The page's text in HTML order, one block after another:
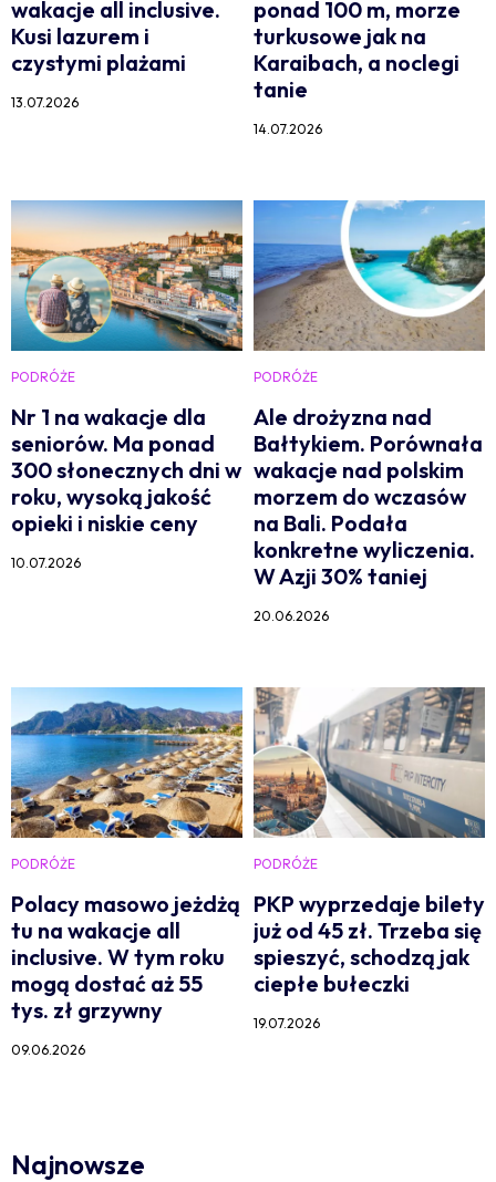
wakacje all inclusive.
Kusi lazurem i
czystymi plażami
13.07.2026
ponad 100 m, morze
turkusowe jak na
Karaibach, a noclegi
tanie
14.07.2026
PODRÓŻE
Nr 1 na wakacje dla
seniorów. Ma ponad
300 słonecznych dni w
roku, wysoką jakość
opieki i niskie ceny
10.07.2026
PODRÓŻE
Ale drożyzna nad
Bałtykiem. Porównała
wakacje nad polskim
morzem do wczasów
na Bali. Podała
konkretne wyliczenia.
W Azji 30% taniej
20.06.2026
PODRÓŻE
Polacy masowo jeżdżą
tu na wakacje all
inclusive. W tym roku
mogą dostać aż 55
tys. zł grzywny
09.06.2026
PODRÓŻE
PKP wyprzedaje bilety
już od 45 zł. Trzeba się
spieszyć, schodzą jak
ciepłe bułeczki
19.07.2026
Najnowsze